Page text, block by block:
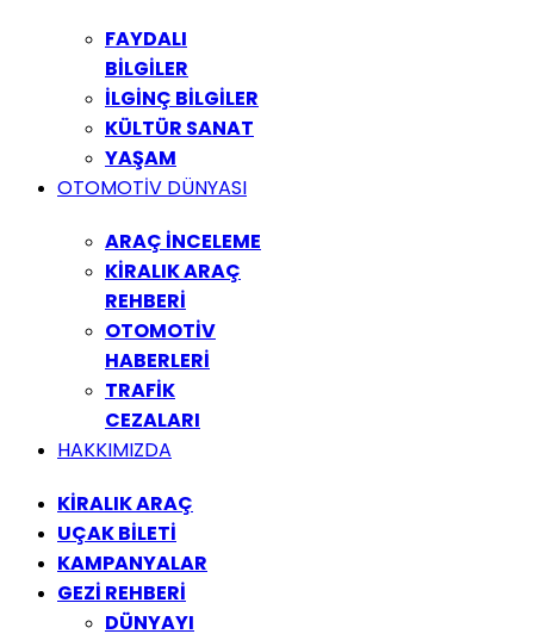
FAYDALI
BİLGİLER
İLGİNÇ BİLGİLER
KÜLTÜR SANAT
YAŞAM
OTOMOTİV DÜNYASI
ARAÇ İNCELEME
KİRALIK ARAÇ
REHBERİ
OTOMOTİV
HABERLERİ
TRAFİK
CEZALARI
HAKKIMIZDA
KİRALIK ARAÇ
UÇAK BİLETİ
KAMPANYALAR
GEZİ REHBERİ
DÜNYAYI